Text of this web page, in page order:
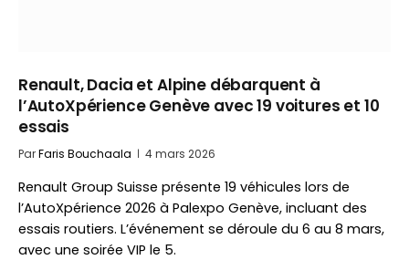
Renault, Dacia et Alpine débarquent à
l’AutoXpérience Genève avec 19 voitures et 10
essais
ParFaris Bouchaala 4 mars 2026
Renault Group Suisse présente 19 véhicules lors de
l’AutoXpérience 2026 à Palexpo Genève, incluant des
essais routiers. L’événement se déroule du 6 au 8 mars,
avec une soirée VIP le 5.